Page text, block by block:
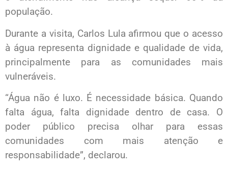
população.
Durante a visita, Carlos Lula afirmou que o acesso
à água representa dignidade e qualidade de vida,
principalmente para as comunidades mais
vulneráveis.
“Água não é luxo. É necessidade básica. Quando
falta água, falta dignidade dentro de casa. O
poder público precisa olhar para essas
comunidades com mais atenção e
responsabilidade”, declarou.